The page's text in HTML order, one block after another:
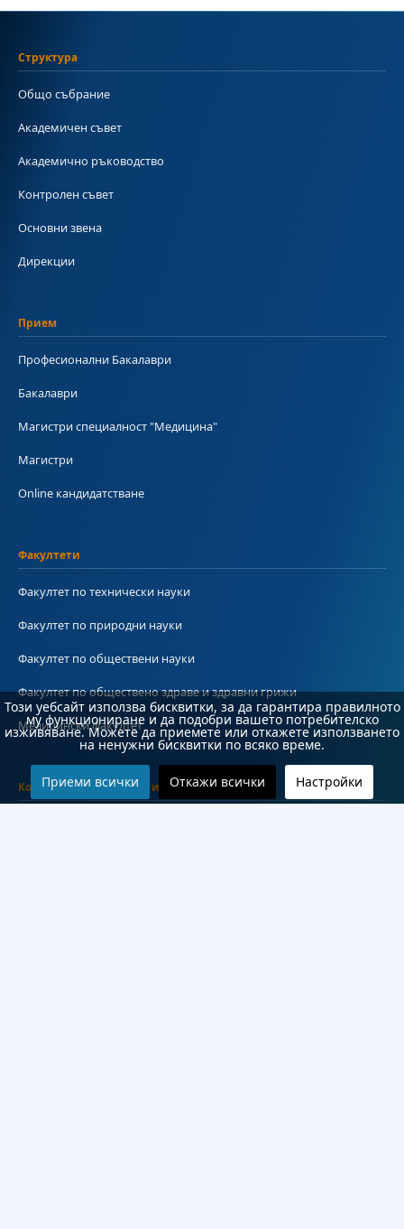
Структура
Общо събрание
Академичен съвет
Академично ръководство
Контролен съвет
Основни звена
Дирекции
Прием
Професионални Бакалаври
Бакалаври
Магистри специалност "Медицина"
Магистри
Online кандидатстване
Факултети
Факултет по технически науки
Факултет по природни науки
Факултет по обществени науки
Факултет по обществено здраве и здравни грижи
Медицински факултет
Колежи и департаменти
Този уебсайт използва бисквитки, за да гарантира правилното
му функциониране и да подобри вашето потребителско
изживяване. Можете да приемете или откажете използването
на ненужни бисквитки по всяко време.
Приеми всички Откажи всички Настройки